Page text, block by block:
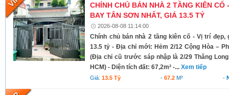
CHÍNH CHỦ BÁN NHÀ 2 TẦNG KIÊN CỐ
BAY TÂN SƠN NHẤT, GIÁ 13.5 TỶ
2026-08-08 11:14:00
Chính chủ bán nhà 2 tầng kiên cố - Vị trí đẹp,
13.5 tỷ - Địa chỉ mới: Hẻm 2/12 Cộng Hòa –
(Địa chỉ cũ trước sáp nhập là 2/29 Thăng
HCM) - Diện tích đất: 67,2m² -...Xem tiếp
Giá:13.5 Tỷ -67.2 M² -